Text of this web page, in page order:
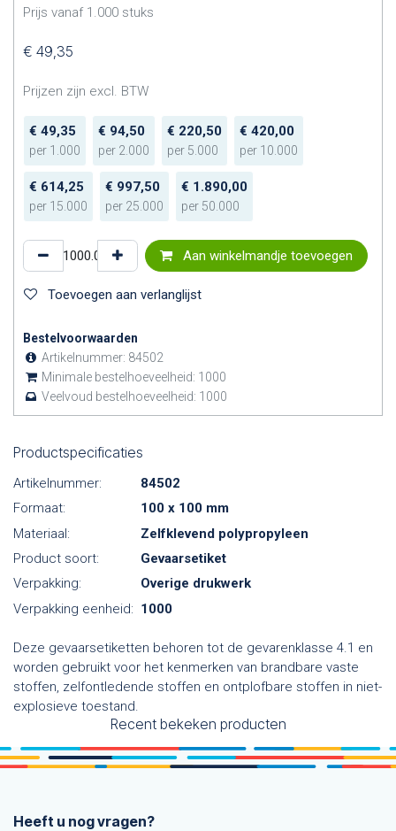
Prijs vanaf 1.000 stuks
€ 49,35
Prijzen zijn excl. BTW
€ 49,35
per 1.000
€ 94,50
per 2.000
€ 220,50
per 5.000
€ 420,00
per 10.000
€ 614,25
per 15.000
€ 997,50
per 25.000
€ 1.890,00
per 50.000
Aan winkelmandje toevoegen
Toevoegen aan verlanglijst
Bestelvoorwaarden
Artikelnummer: 84502
Minimale bestelhoeveelheid: 1000
Veelvoud bestelhoeveelheid: 1000
Productspecificaties
Artikelnummer:
84502
Formaat:
100 x 100 mm
Materiaal:
Zelfklevend polypropyleen
Product soort:
Gevaarsetiket
Verpakking:
Overige drukwerk
Verpakking eenheid: 1000
Deze gevaarsetiketten behoren tot de gevarenklasse 4.1 en
worden gebruikt voor het kenmerken van brandbare vaste
stoffen, zelfontledende stoffen en ontplofbare stoffen in niet-
explosieve toestand.
Recent bekeken producten
Heeft u nog vragen?